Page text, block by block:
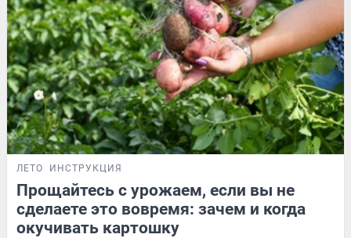
ЛЕТО ИНСТРУКЦИЯ
Прощайтесь с урожаем, если вы не
сделаете это вовремя: зачем и когда
окучивать картошку